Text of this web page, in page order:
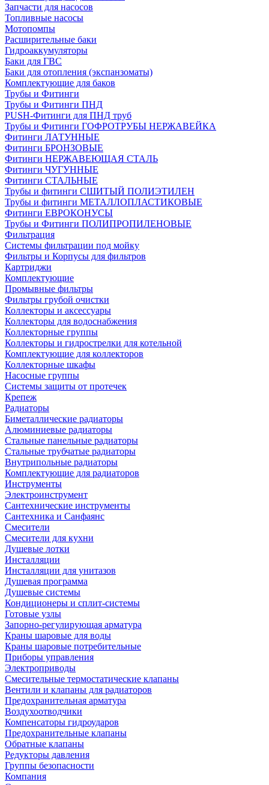
Запчасти для насосов
Топливные насосы
Мотопомпы
Расширительные баки
Гидроаккумуляторы
Баки для ГВС
Баки для отопления (экспанзоматы)
Комплектующие для баков
Трубы и Фитинги
Трубы и Фитинги ПНД
PUSH-Фитинги для ПНД труб
Трубы и Фитинги ГОФРОТРУБЫ НЕРЖАВЕЙКА
Фитинги ЛАТУННЫЕ
Фитинги БРОНЗОВЫЕ
Фитинги НЕРЖАВЕЮЩАЯ СТАЛЬ
Фитинги ЧУГУННЫЕ
Фитинги СТАЛЬНЫЕ
Трубы и фитинги СШИТЫЙ ПОЛИЭТИЛЕН
Трубы и фитинги МЕТАЛЛОПЛАСТИКОВЫЕ
Фитинги ЕВРОКОНУСЫ
Трубы и Фитинги ПОЛИПРОПИЛЕНОВЫЕ
Фильтрация
Системы фильтрации под мойку
Фильтры и Корпусы для фильтров
Картриджи
Комплектующие
Промывные фильтры
Фильтры грубой очистки
Коллекторы и аксессуары
Коллекторы для водоснабжения
Коллекторные группы
Коллекторы и гидрострелки для котельной
Комплектующие для коллекторов
Коллекторные шкафы
Насосные группы
Системы защиты от протечек
Крепеж
Радиаторы
Биметаллические радиаторы
Алюминиевые радиаторы
Стальные панельные радиаторы
Стальные трубчатые радиаторы
Внутрипольные радиаторы
Комплектующие для радиаторов
Инструменты
Электроинструмент
Сантехнические инструменты
Сантехника и Санфаянс
Смесители
Смесители для кухни
Душевые лотки
Инсталляции
Инсталляции для унитазов
Душевая программа
Душевые системы
Кондиционеры и сплит-системы
Готовые узлы
Запорно-регулирующая арматура
Краны шаровые для воды
Краны шаровые потребительные
Приборы управления
Электроприводы
Смесительные термостатические клапаны
Вентили и клапаны для радиаторов
Предохранительная арматура
Воздухоотводчики
Компенсаторы гидроударов
Предохранительные клапаны
Обратные клапаны
Редукторы давления
Группы безопасности
Компания